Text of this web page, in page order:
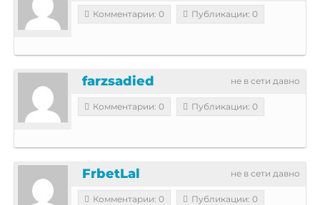
Комментарии: 0 Публикации: 0
не в сети давно
farzsadied
Комментарии: 0 Публикации: 0
не в сети давно
FrbetLal
Комментарии: 0 Публикации: 0